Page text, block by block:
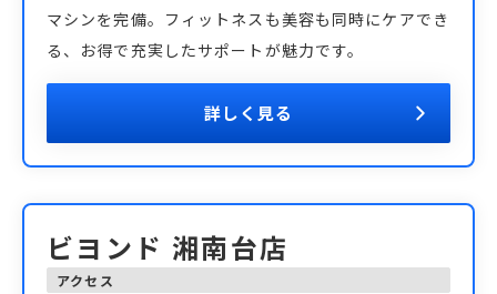
マシンを完備。フィットネスも美容も同時にケアでき
る、お得で充実したサポートが魅力です。
詳しく見る
ビヨンド 湘南台店
アクセス